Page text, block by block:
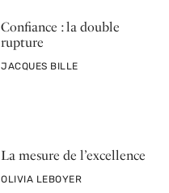
Confiance : la double
rupture
PAR
JACQUES BILLE
La mesure de l’excellence
PAR
OLIVIA LEBOYER